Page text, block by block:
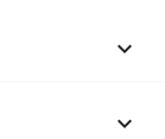

